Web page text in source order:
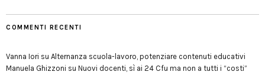
COMMENTI RECENTI
Vanna Iori su Alternanza scuola-lavoro, potenziare contenuti educativi
Manuela Ghizzoni su Nuovi docenti, sì ai 24 Cfu ma non a tutti i “costi”